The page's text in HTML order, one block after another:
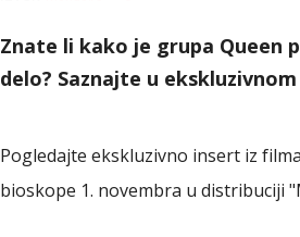
Znate li kako je grupa Queen
delo? Saznajte u
Pogledajte ekskluzivno insert iz
bioskope 1. novembra u distribuciji